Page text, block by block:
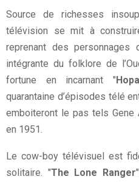
Source de richesses
télévision se mit à
reprenant des personnages
intégrante du folklore de
fortune en incarnant "
quarantaine d’épisodes télé
emboiteront le pas tels Gene
en 1951.
Le cow-boy télévisuel est
solitaire. "The Lone Ranger